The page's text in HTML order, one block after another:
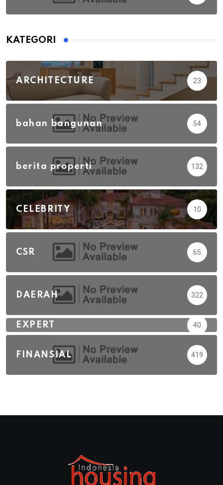
KATEGORI
ARCHITECTURE 23
bahan bangunan 54
berita properti 132
CELEBRITY 10
CSR 65
DAERAH 322
EXPERT 40
FINANSIAL 419